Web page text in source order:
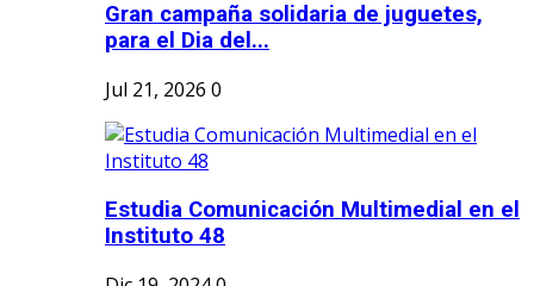
Gran campaña solidaria de juguetes,
para el Dia del...
Jul 21, 2026 0
Estudia Comunicación Multimedial en el
Instituto 48